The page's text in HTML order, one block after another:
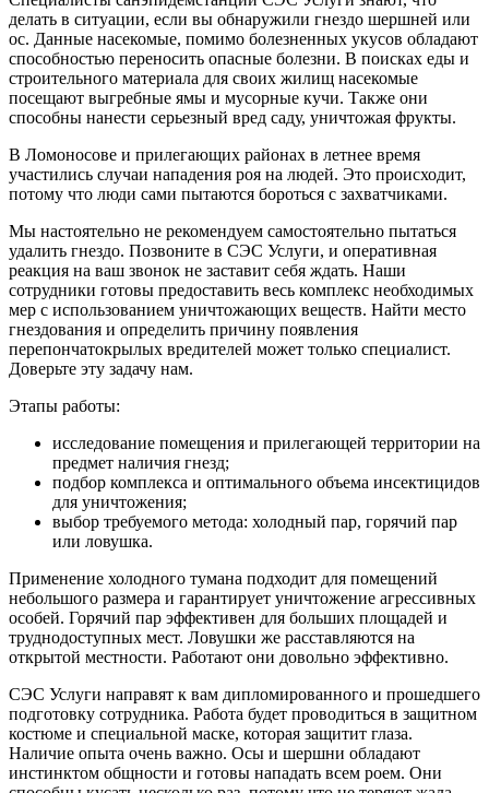
делать в ситуации, если вы обнаружили гнездо шершней или
ос. Данные насекомые, помимо болезненных укусов обладают
способностью переносить опасные болезни. В поисках еды и
строительного материала для своих жилищ насекомые
посещают выгребные ямы и мусорные кучи. Также они
способны нанести серьезный вред саду, уничтожая фрукты.
В Ломоносове и прилегающих районах в летнее время
участились случаи нападения роя на людей. Это происходит,
потому что люди сами пытаются бороться с захватчиками.
Мы настоятельно не рекомендуем самостоятельно пытаться
удалить гнездо. Позвоните в СЭС Услуги, и оперативная
реакция на ваш звонок не заставит себя ждать. Наши
сотрудники готовы предоставить весь комплекс необходимых
мер с использованием уничтожающих веществ. Найти место
гнездования и определить причину появления
перепончатокрылых вредителей может только специалист.
Доверьте эту задачу нам.
Этапы работы:
исследование помещения и прилегающей территории на
предмет наличия гнезд;
подбор комплекса и оптимального объема инсектицидов
для уничтожения;
выбор требуемого метода: холодный пар, горячий пар
или ловушка.
Применение холодного тумана подходит для помещений
небольшого размера и гарантирует уничтожение агрессивных
особей. Горячий пар эффективен для больших площадей и
труднодоступных мест. Ловушки же расставляются на
открытой местности. Работают они довольно эффективно.
СЭС Услуги направят к вам дипломированного и прошедшего
подготовку сотрудника. Работа будет проводиться в защитном
костюме и специальной маске, которая защитит глаза.
Наличие опыта очень важно. Осы и шершни обладают
инстинктом общности и готовы нападать всем роем. Они